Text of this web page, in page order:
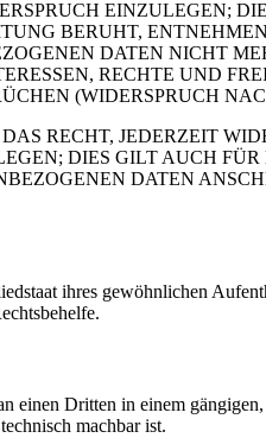
EINZULEGEN;
BERUHT,
DATEN NICHT
RECHTE UND
(WIDERSPRUCH
RECHT, JEDERZEIT
DIES GILT AUCH
DATEN
ihres gewöhnlichen
einen Dritten in einem
machbar ist.